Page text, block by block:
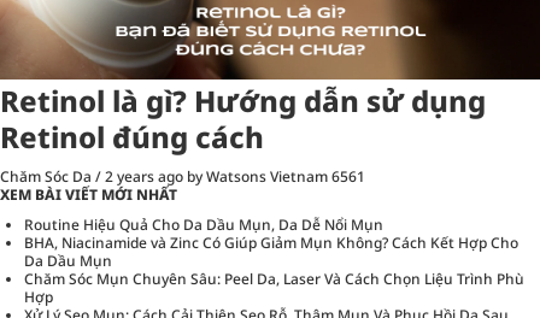
Retinol là gì? Hướng dẫn sử dụng
Retinol đúng cách
Chăm Sóc Da /2 years ago by Watsons Vietnam6561
XEM BÀI VIẾT MỚI NHẤT
Routine Hiệu Quả Cho Da Dầu Mụn, Da Dễ Nổi Mụn
BHA, Niacinamide và Zinc Có Giúp Giảm Mụn Không? Cách Kết Hợp Cho
Da Dầu Mụn
Chăm Sóc Mụn Chuyên Sâu: Peel Da, Laser Và Cách Chọn Liệu Trình Phù
Hợp